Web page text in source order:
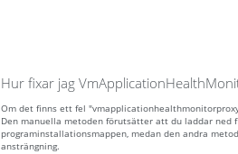
Hur fixar jag
Om det finns ett fel
Den manuella metoden förutsätter att du laddar
programinstallationsmappen, medan den andra
ansträngning.